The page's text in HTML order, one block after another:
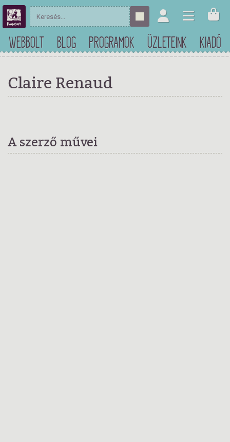
WEBBOLT BLOG PROGRAMOK ÜZLETEINK KIADÓ
Claire Renaud
A szerző művei